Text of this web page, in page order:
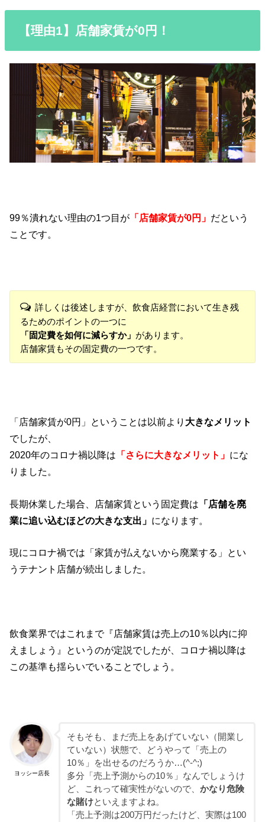
【理由1】店舗家賃が0円！
99％潰れない理由の1つ目が 「店舗家賃が0円」 だという
ことです。
詳しくは後述しますが、飲食店経営において生き残
るためのポイントの一つに
「固定費を如何に減らすか」 があります。
店舗家賃もその固定費の一つです。
「店舗家賃が0円」ということは以前より 大きなメリット
でしたが、
2020年のコロナ禍以降は 「さらに大きなメリット」 にな
りました。
長期休業した場合、店舗家賃という固定費は 「店舗を廃
業に追い込むほどの大きな支出」 になります。
現にコロナ禍では「家賃が払えないから廃業する」とい
うテナント店舗が続出しました。
飲食業界ではこれまで『店舗家賃は売上の10％以内に抑
えましょう』というのが定説でしたが、コロナ禍以降は
この基準も揺らいでいることでしょう。
ヨッシー店長
そもそも、まだ売上をあげていない（開業し
ていない）状態で、どうやって「売上の
10％」を出せるのだろうか…(^-^;)
多分「売上予測からの10％」なんでしょうけ
ど、これって確実性がないので、 かなり危険
な賭けといえますよね。
「売上予測は200万円だったけど、実際は100